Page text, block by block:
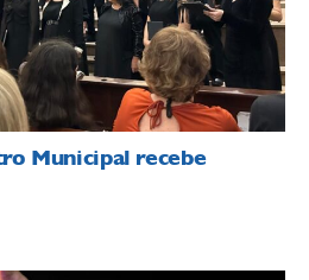
Municipal recebe